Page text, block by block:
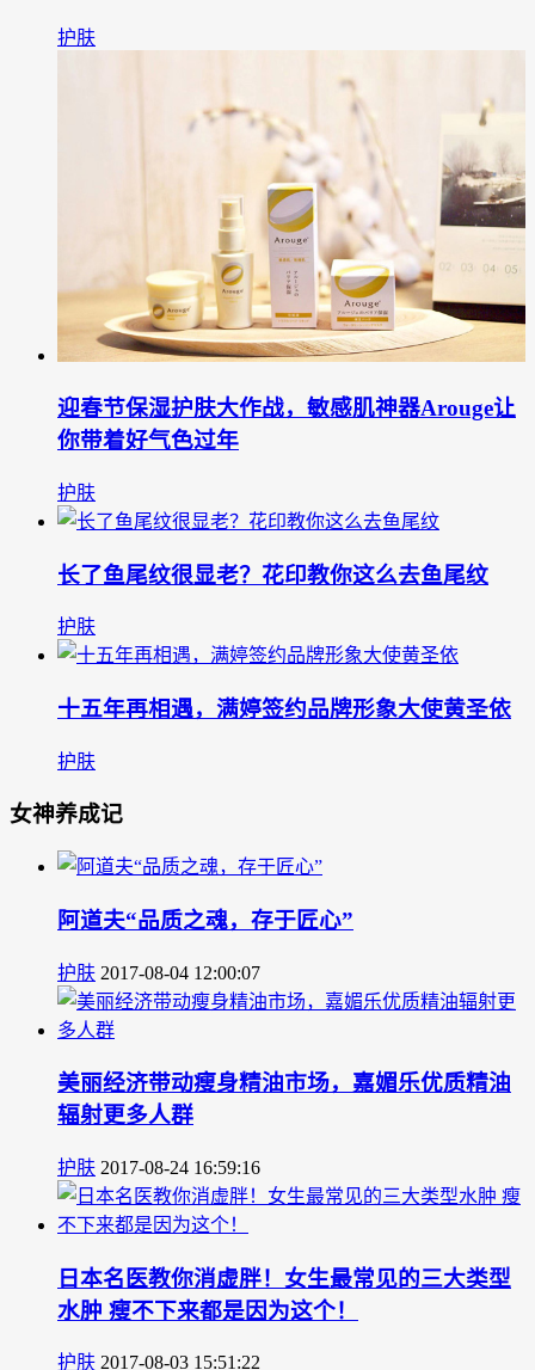
护肤
迎春节保湿护肤大作战，敏感肌神器Arouge让
你带着好气色过年
护肤
长了鱼尾纹很显老？花印教你这么去鱼尾纹
护肤
十五年再相遇，满婷签约品牌形象大使黄圣依
护肤
女神养成记
阿道夫“品质之魂，存于匠心”
护肤 2017-08-04 12:00:07
美丽经济带动瘦身精油市场，嘉媚乐优质精油
辐射更多人群
护肤 2017-08-24 16:59:16
日本名医教你消虚胖！女生最常见的三大类型
水肿 瘦不下来都是因为这个！
护肤 2017-08-03 15:51:22